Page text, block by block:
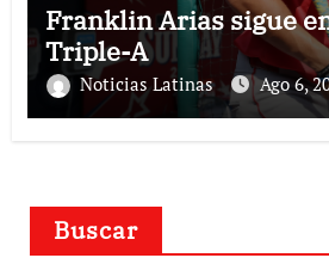
Franklin Arias sigue
Triple-A
Noticias Latinas Ago 6,
Buscar